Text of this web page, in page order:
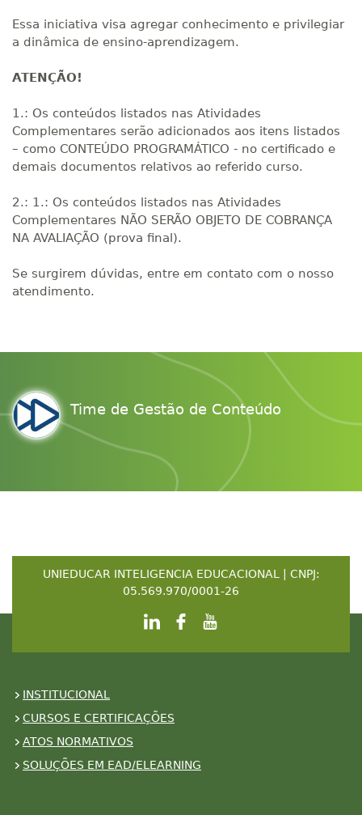
Essa iniciativa visa agregar conhecimento e privilegiar
a dinâmica de ensino-aprendizagem.
ATENÇÃO!
1.: Os conteúdos listados nas Atividades
Complementares serão adicionados aos itens listados
– como CONTEÚDO PROGRAMÁTICO - no certificado e
demais documentos relativos ao referido curso.
2.: 1.: Os conteúdos listados nas Atividades
Complementares NÃO SERÃO OBJETO DE COBRANÇA
NA AVALIAÇÃO (prova final).
Se surgirem dúvidas, entre em contato com o nosso
atendimento.
Time de Gestão de Conteúdo
UNIEDUCAR INTELIGENCIA EDUCACIONAL | CNPJ:
05.569.970/0001-26
INSTITUCIONAL
CURSOS E CERTIFICAÇÕES
ATOS NORMATIVOS
SOLUÇÕES EM EAD/ELEARNING